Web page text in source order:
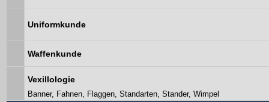
Uniformkunde
Waffenkunde
Vexillologie
Banner, Fahnen, Flaggen, Standarten, Stander, Wimpel